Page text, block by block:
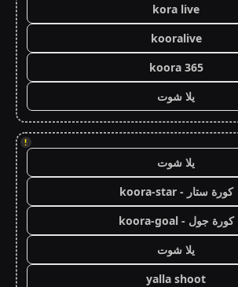
kora live
kooralive
koora 365
يلا شوت
!
يلا شوت
كورة ستار - koora-star
كورة جول - koora-goal
يلا شوت
yalla shoot